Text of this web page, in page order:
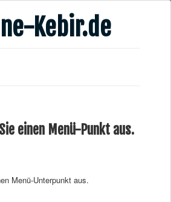
Kebir.de
einen Menü-Punkt aus.
Menü-Unterpunkt aus.